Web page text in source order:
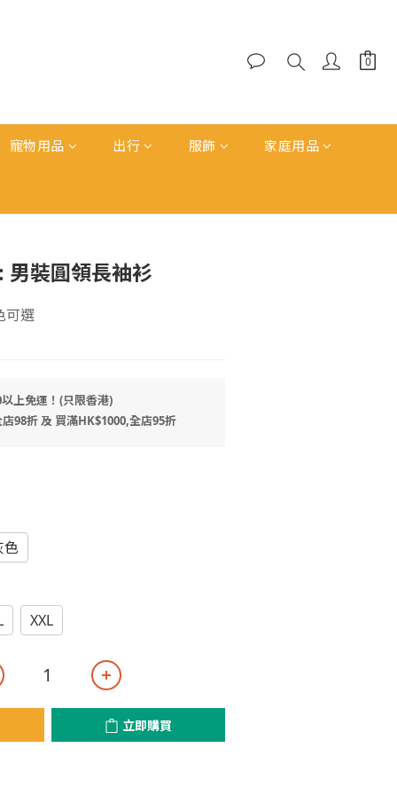
寵物用品 出行 服飾 家庭用品
裝圓領長袖衫
可選
上免運！(只限香港)
98折 及 買滿HK$1000,全店95折
色
XXL
立即購買